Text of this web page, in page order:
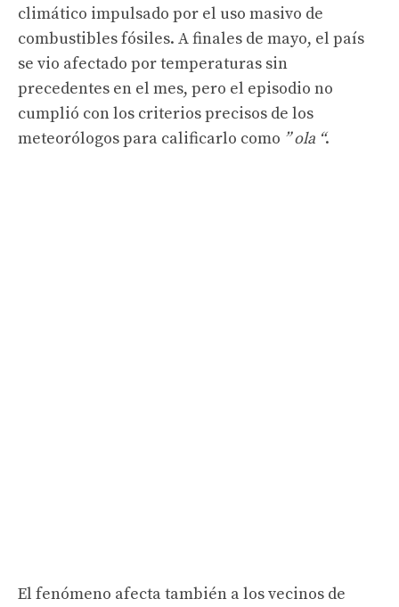
climático impulsado por el uso masivo de
combustibles fósiles. A finales de mayo, el país
se vio afectado por temperaturas sin
precedentes en el mes, pero el episodio no
cumplió con los criterios precisos de los
meteorólogos para calificarlo como ” ola “.
El fenómeno afecta también a los vecinos de